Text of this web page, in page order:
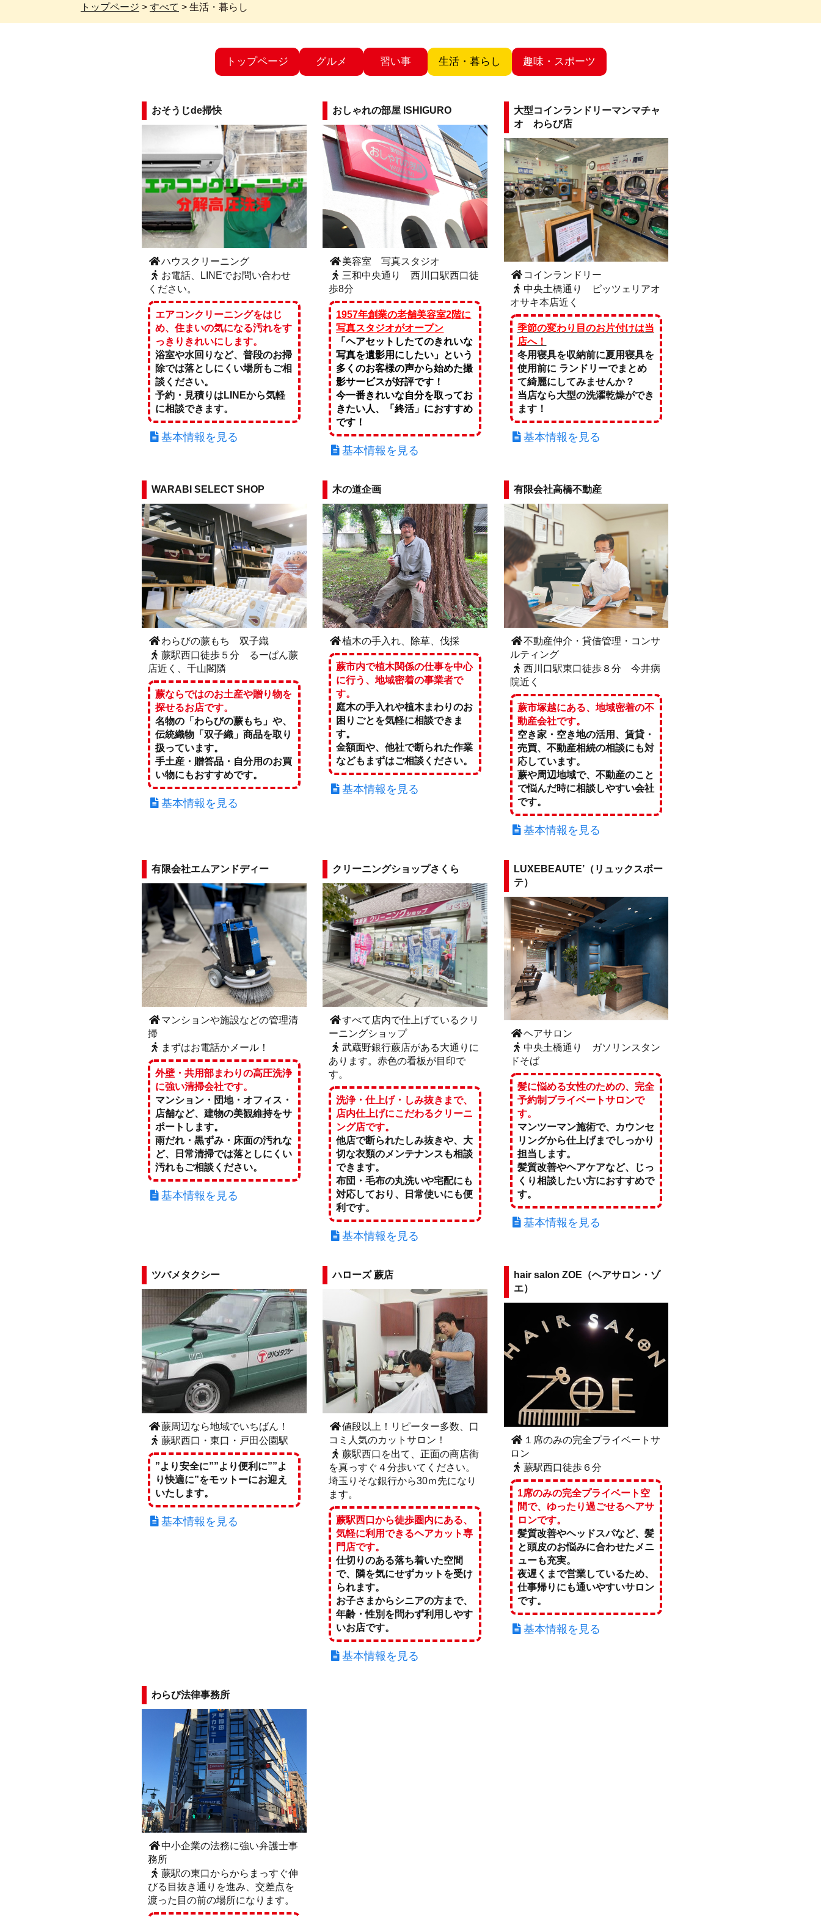
トップページ > すべて > 生活・暮らし
トップページ グルメ 習い事 生活・暮らし 趣味・スポーツ
おそうじde掃快
ハウスクリーニング
お電話、LINEでお問い合わせ
ください。
エアコンクリーニングをはじ
め、住まいの気になる汚れをす
っきりきれいにします。
浴室や水回りなど、普段のお掃
除では落としにくい場所もご相
談ください。
予約・見積りはLINEから気軽
に相談できます。
基本情報を見る
おしゃれの部屋 ISHIGURO
美容室 写真スタジオ
三和中央通り 西川口駅西口徒
歩8分
1957年創業の老舗美容室2階に
写真スタジオがオープン
「ヘアセットしたてのきれいな
写真を遺影用にしたい」という
多くのお客様の声から始めた撮
影サービスが好評です！
今一番きれいな自分を取ってお
きたい人、「終活」におすすめ
です！
基本情報を見る
大型コインランドリーマンマチャ
オ わらび店
コインランドリー
中央土橋通り ピッツェリアオ
オサキ本店近く
季節の変わり目のお片付けは当
店へ！
冬用寝具を収納前に夏用寝具を
使用前に ランドリーでまとめ
て綺麗にしてみませんか？
当店なら大型の洗濯乾燥ができ
ます！
基本情報を見る
WARABI SELECT SHOP
わらびの蕨もち 双子織
蕨駅西口徒歩５分 るーぱん蕨
店近く、千山閣隣
蕨ならではのお土産や贈り物を
探せるお店です。
名物の「わらびの蕨もち」や、
伝統織物「双子織」商品を取り
扱っています。
手土産・贈答品・自分用のお買
い物にもおすすめです。
基本情報を見る
木の道企画
植木の手入れ、除草、伐採
蕨市内で植木関係の仕事を中心
に行う、地域密着の事業者で
す。
庭木の手入れや植木まわりのお
困りごとを気軽に相談できま
す。
金額面や、他社で断られた作業
などもまずはご相談ください。
基本情報を見る
有限会社高橋不動産
不動産仲介・貸借管理・コンサ
ルティング
西川口駅東口徒歩８分 今井病
院近く
蕨市塚越にある、地域密着の不
動産会社です。
空き家・空き地の活用、賃貸・
売買、不動産相続の相談にも対
応しています。
蕨や周辺地域で、不動産のこと
で悩んだ時に相談しやすい会社
です。
基本情報を見る
有限会社エムアンドディー
マンションや施設などの管理清
掃
まずはお電話かメール！
外壁・共用部まわりの高圧洗浄
に強い清掃会社です。
マンション・団地・オフィス・
店舗など、建物の美観維持をサ
ポートします。
雨だれ・黒ずみ・床面の汚れな
ど、日常清掃では落としにくい
汚れもご相談ください。
基本情報を見る
クリーニングショップさくら
すべて店内で仕上げているクリ
ーニングショップ
武蔵野銀行蕨店がある大通りに
あります。赤色の看板が目印で
す。
洗浄・仕上げ・しみ抜きまで、
店内仕上げにこだわるクリーニ
ング店です。
他店で断られたしみ抜きや、大
切な衣類のメンテナンスも相談
できます。
布団・毛布の丸洗いや宅配にも
対応しており、日常使いにも便
利です。
基本情報を見る
LUXEBEAUTE’（リュックスボー
テ）
ヘアサロン
中央土橋通り ガソリンスタン
ドそば
髪に悩める女性のための、完全
予約制プライベートサロンで
す。
マンツーマン施術で、カウンセ
リングから仕上げまでしっかり
担当します。
髪質改善やヘアケアなど、じっ
くり相談したい方におすすめで
す。
基本情報を見る
ツバメタクシー
蕨周辺なら地域でいちばん！
蕨駅西口・東口・戸田公園駅
”より安全に””より便利に””よ
り快適に”をモットーにお迎え
いたします。
基本情報を見る
ハローズ 蕨店
値段以上！リピーター多数、口
コミ人気のカットサロン！
蕨駅西口を出て、正面の商店街
を真っすぐ４分歩いてください。
埼玉りそな銀行から30ｍ先になり
ます。
蕨駅西口から徒歩圏内にある、
気軽に利用できるヘアカット専
門店です。
仕切りのある落ち着いた空間
で、隣を気にせずカットを受け
られます。
お子さまからシニアの方まで、
年齢・性別を問わず利用しやす
いお店です。
基本情報を見る
hair salon ZOE（ヘアサロン・ゾ
エ）
１席のみの完全プライベートサ
ロン
蕨駅西口徒歩６分
1席のみの完全プライベート空
間で、ゆったり過ごせるヘアサ
ロンです。
髪質改善やヘッドスパなど、髪
と頭皮のお悩みに合わせたメニ
ューも充実。
夜遅くまで営業しているため、
仕事帰りにも通いやすいサロン
です。
基本情報を見る
わらび法律事務所
中小企業の法務に強い弁護士事
務所
蕨駅の東口からからまっすぐ伸
びる目抜き通りを進み、交差点を
渡った目の前の場所になります。